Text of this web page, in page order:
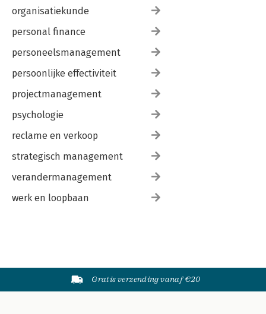
organisatiekunde
personal finance
personeelsmanagement
persoonlijke effectiviteit
projectmanagement
psychologie
reclame en verkoop
strategisch management
verandermanagement
werk en loopbaan
Gratis verzending vanaf €20